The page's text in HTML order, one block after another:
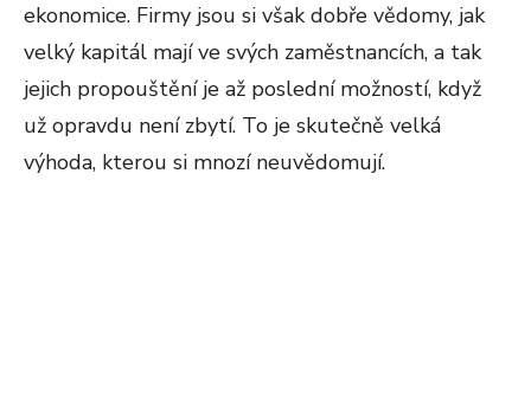
ekonomice. Firmy jsou si však dobře vědomy, jak
velký kapitál mají ve svých zaměstnancích, a tak
jejich propouštění je až poslední možností, když
už opravdu není zbytí. To je skutečně velká
výhoda, kterou si mnozí neuvědomují.